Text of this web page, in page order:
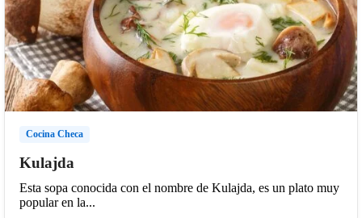
Cocina Checa
Kulajda
Esta sopa conocida con el nombre de Kulajda, es un plato muy
popular en la...